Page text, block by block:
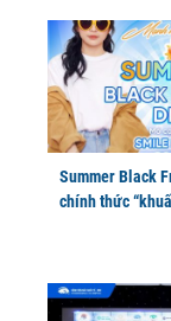
Summer Black
chính thức